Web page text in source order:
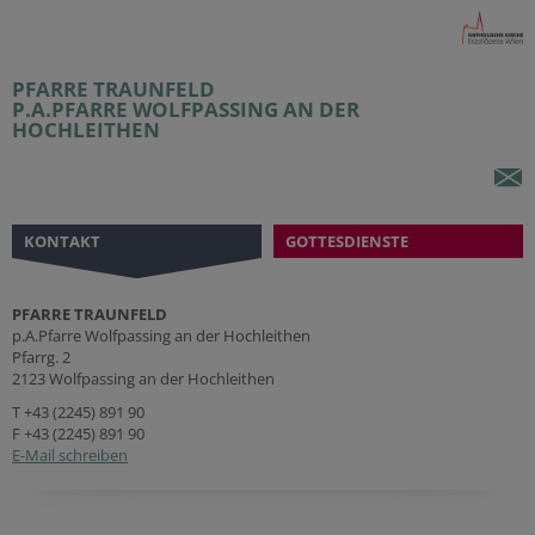
PFARRE TRAUNFELD
P.A.PFARRE WOLFPASSING AN DER
HOCHLEITHEN
KONTAKT GOTTESDIENSTE
PFARRE TRAUNFELD
p.A.Pfarre Wolfpassing an der Hochleithen
Pfarrg. 2
2123 Wolfpassing an der Hochleithen
T+43 (2245) 891 90
F +43 (2245) 891 90
E-Mail schreiben